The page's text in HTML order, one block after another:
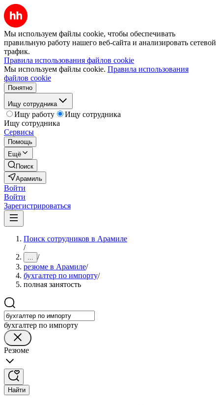
Мы используем файлы cookie, чтобы обеспечивать
правильную работу нашего веб-сайта и анализировать сетевой
трафик.
Правила использования файлов cookie
Мы используем файлы cookie. Правила использования
файлов cookie
Понятно
Ищу сотрудника
Ищу работу
Ищу сотрудника
Ищу сотрудника
Сервисы
Помощь
Ещё
Поиск
Арамиль
Войти
Войти
Зарегистрироваться
Поиск сотрудников в Арамиле
/
... /
резюме в Арамиле/
бухгалтер по импорту/
полная занятость
бухгалтер по импорту
Резюме
Найти